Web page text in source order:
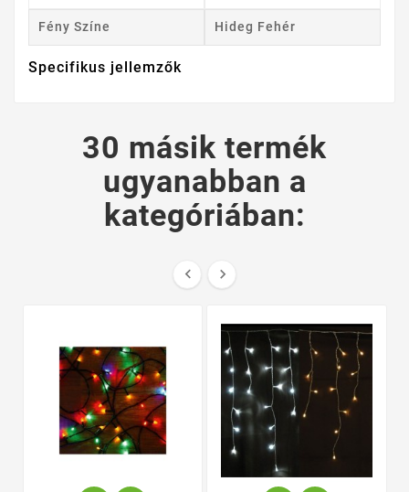
Fény Színe Hideg Fehér
Specifikus jellemzők
30 másik termék
ugyanabban a
kategóriában:
 